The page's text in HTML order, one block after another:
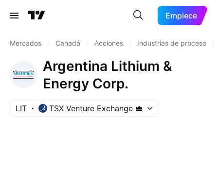
Empiece
Mercados Canadá Acciones Industrias de proceso
Argentina Lithium &
Energy Corp.
LIT TSX Venture Exchange